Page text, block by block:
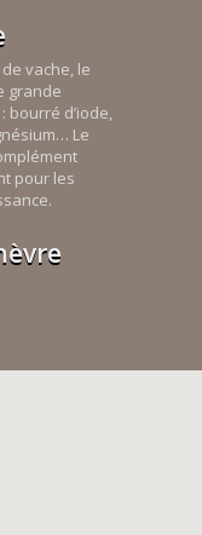
vache, le
grande
bourré d’iode,
Le
pour les